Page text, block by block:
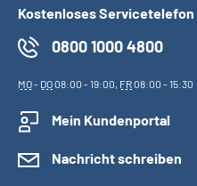
Kostenloses Servicetelefon
0800 1000 4800
MO- DO08:00 - 19:00, FR08:00 - 15:30
Mein Kundenportal
Nachricht schreiben